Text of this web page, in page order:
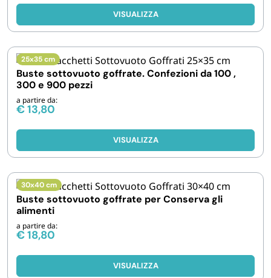
VISUALIZZA
25x35 cm
Buste sottovuoto goffrate. Confezioni da 100 ,
300 e 900 pezzi
a partire da:
€13,80
VISUALIZZA
30x40 cm
Buste sottovuoto goffrate per Conserva gli
alimenti
a partire da:
€18,80
VISUALIZZA